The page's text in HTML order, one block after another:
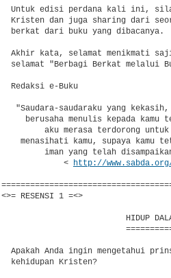
Untuk edisi perdana kali ini,
Kristen dan juga sharing dari
  berkat dari buku yang dibacanya.
Akhir kata, selamat menikmati
selamat "Berbagi Berkat melalui
  Redaksi e-Buku
"Saudara-saudaraku yang
berusaha menulis kepada kamu
aku merasa terdorong
menasihati kamu, supaya kamu
iman yang telah
             <
http://www.sabda.org/
<>= RESENSI 1 =<>
HIDUP
Apakah Anda ingin mengetahui
  kehidupan Kristen?